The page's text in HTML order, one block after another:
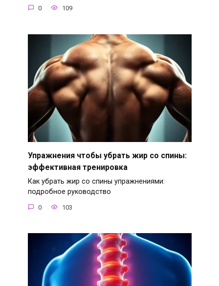
0 109
Упражнения чтобы убрать жир со спины:
эффективная тренировка
Как убрать жир со спины упражнениями:
подробное руководство
0 103